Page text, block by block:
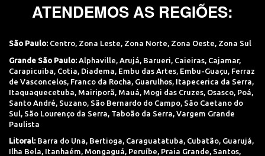
ATENDEMOS AS REGIÕES:
São Paulo: Centro, Zona Leste, Zona Norte, Zona Oeste, Zona Sul
Grande São Paulo: Alphaville Arujá Barueri Caieiras Cajamar,
Carapicuiba Cotia Diadema Embu das Artes Embu-Guaçu Ferraz
de Vasconcelos Franco da Rocha Guarulhos Itapecerica da Serra
Itaquaquecetuba Mairiporã Mauá Mogi das Cruzes Osasco Poá
Santo André Suzano São Bernardo do Campo São Caetano do
Sul São Lourenço da Serra Taboão da Serra Vargem Grande
Paulista
Litoral: Barra do Una, Bertioga, Caraguatatuba, Cubatão, Guarujá,
Ilha Bela, Itanhaém, Mongaguá, Peruíbe, Praia Grande, Santos,